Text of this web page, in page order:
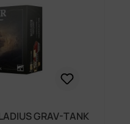
GRAV-TANK